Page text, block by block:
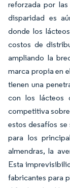
reforzada por
disparidad es
donde los
costos de
ampliando la
marca propia en
tienen una
con los lácteos
competitiva
estos desafíos
para los
almendras, la
Esta
fabricantes para